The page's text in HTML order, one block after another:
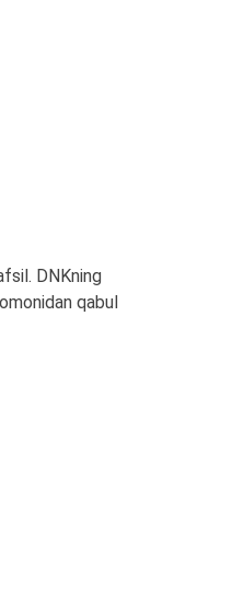
DNKning
qabul